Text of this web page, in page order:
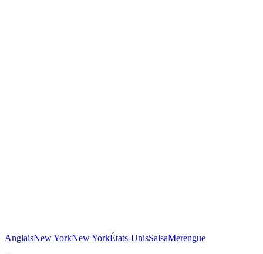
AnglaisNew YorkNew YorkÉtats-UnisSalsaMerengue